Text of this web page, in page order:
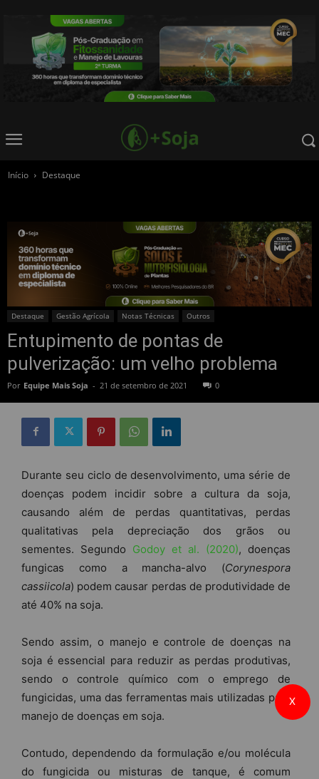
Início Destaque
Destaque Gestão Agrícola Notas Técnicas Outros
Entupimento de pontas de
pulverização: um velho problema
Por Equipe Mais Soja - 21 de setembro de 2021 0
Durante seu ciclo de desenvolvimento, uma série de
doenças podem incidir sobre a cultura da soja,
causando além de perdas quantitativas, perdas
qualitativas pela depreciação dos grãos ou
sementes. Segundo Godoy et al. (2020), doenças
fungicas como a mancha-alvo (Corynespora
cassiicola) podem causar perdas de produtividade de
até 40% na soja.
Sendo assim, o manejo e controle de doenças na
soja é essencial para reduzir as perdas produtivas,
sendo o controle químico com o emprego de
fungicidas, uma das ferramentas mais utilizadas para
manejo de doenças em soja.
Contudo, dependendo da formulação e/ou molécula
do fungicida ou misturas de tanque, é comum
X